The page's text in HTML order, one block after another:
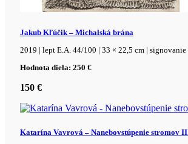
Jakub Kľúčik – Michalská brána
2019 | lept E.A. 44/100 | 33 × 22,5 cm |
Hodnota diela: 250 €
150 €
Katarína Vavrová – Nanebovstúpenie stromov